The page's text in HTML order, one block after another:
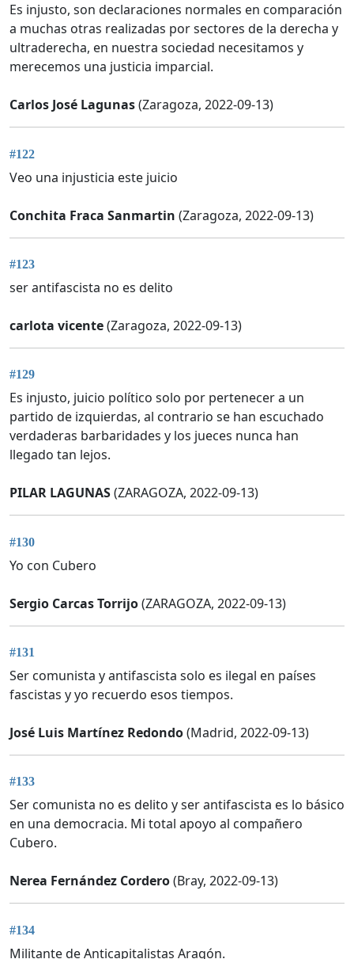
Es injusto, son declaraciones normales en comparación
a muchas otras realizadas por sectores de la derecha y
ultraderecha, en nuestra sociedad necesitamos y
merecemos una justicia imparcial.
Carlos José Lagunas(Zaragoza, 2022-09-13)
#122
Veo una injusticia este juicio
Conchita Fraca Sanmartin (Zaragoza, 2022-09-13)
#123
ser antifascista no es delito
carlota vicente(Zaragoza, 2022-09-13)
#129
Es injusto, juicio político solo por pertenecer a un
partido de izquierdas, al contrario se han escuchado
verdaderas barbaridades y los jueces nunca han
llegado tan lejos.
PILAR LAGUNAS(ZARAGOZA, 2022-09-13)
#130
Yo con Cubero
Sergio Carcas Torrijo(ZARAGOZA, 2022-09-13)
#131
Ser comunista y antifascista solo es ilegal en países
fascistas y yo recuerdo esos tiempos.
José Luis Martínez Redondo(Madrid, 2022-09-13)
#133
Ser comunista no es delito y ser antifascista es lo básico
en una democracia. Mi total apoyo al compañero
Cubero.
Nerea Fernández Cordero(Bray, 2022-09-13)
#134
Militante de Anticapitalistas Aragón.